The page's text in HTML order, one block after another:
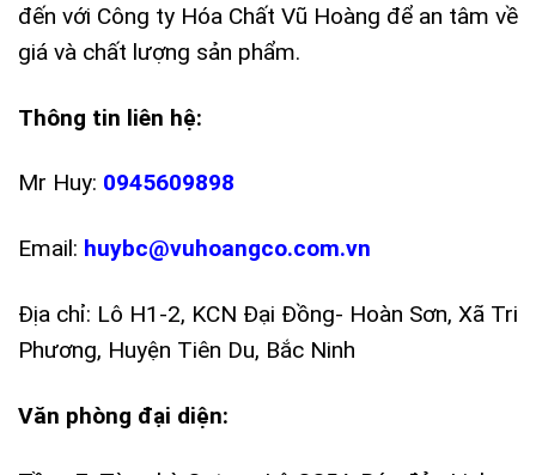
đến với Công ty Hóa Chất Vũ Hoàng để an tâm về
giá và chất lượng sản phẩm.
Thông tin liên hệ:
Mr Huy: 0945609898
Email: huybc@vuhoangco.com.vn
Địa chỉ: Lô H1-2, KCN Đại Đồng- Hoàn Sơn, Xã Tri
Phương, Huyện Tiên Du, Bắc Ninh
Văn phòng đại diện: